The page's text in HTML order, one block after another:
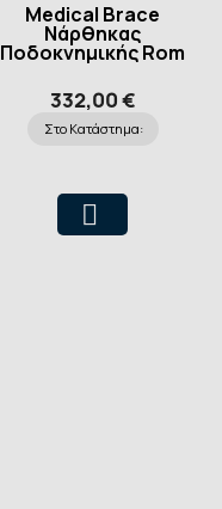
Medical Brace
Νάρθηκας
Ποδοκνημικής Rom
Rocker Bottom
332,00 €
Στο Κατάστημα: